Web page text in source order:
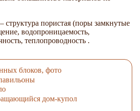
структура пористая (поры замкнутые
водопроницаемость,
теплопроводность .
блоков, фото
дом-купол